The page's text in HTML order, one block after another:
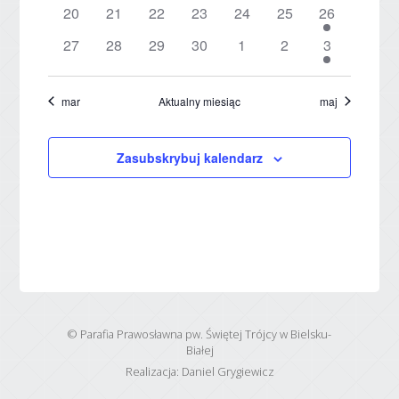
0
20
0
21
0
22
0
23
0
24
0
wydarzenia
25
1
wydarzenie
26
0
27
0
28
0
29
0
30
0
1
0
wydarzenia
2
1
wydarzenie
3
mar Aktualny miesiąc maj
Zasubskrybuj kalendarz
© Parafia Prawosławna pw. Świętej Trójcy w Bielsku-
Białej
Realizacja: Daniel Grygiewicz